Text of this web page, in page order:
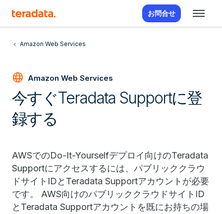
お問合せ
Amazon Web Services
language Amazon Web Services
今すぐTeradata Supportに登
録する
AWSでのDo-It-Yourselfデプロイ向けのTeradata
Supportにアクセスするには、パブリッククラウ
ドサイトIDとTeradata Supportアカウントが必要
です。 AWS向けのパブリッククラウドサイトID
とTeradata Supportアカウントを既にお持ちの場